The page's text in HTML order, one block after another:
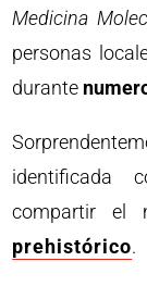
Medicina
personas
durante
identificada
compartir el
prehistórico.